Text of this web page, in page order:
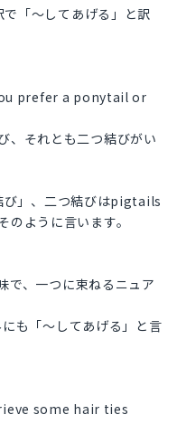
「〜してあげる」と訳
prefer a ponytail or
、それとも二つ結びがい
」、二つ結びはpigtails
のように言います。
で、一つに束ねるニュア
も「〜してあげる」と言
some hair ties